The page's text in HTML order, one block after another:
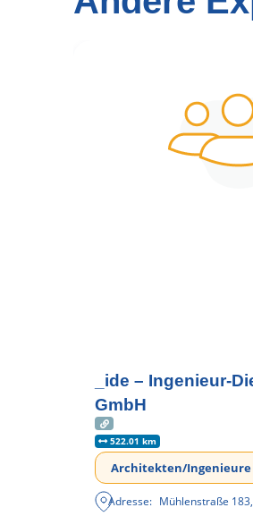
_ide – Ingenieur-
GmbH
522.01 km
Architekten/Ingenieure
Adresse: Mühlenstraße 183,